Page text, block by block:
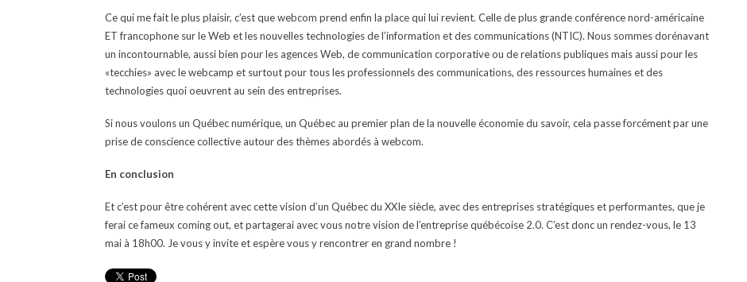
Ce qui me fait le plus plaisir, c’est que webcom prend enfin la place qui lui revient. Celle de plus grande conférence nord-américaine
ET francophone sur le Web et les nouvelles technologies de l’information et des communications (NTIC). Nous sommes dorénavant
un incontournable, aussi bien pour les agences Web, de communication corporative ou de relations publiques mais aussi pour les
«tecchies» avec le webcamp et surtout pour tous les professionnels des communications, des ressources humaines et des
technologies quoi oeuvrent au sein des entreprises.
Si nous voulons un Québec numérique, un Québec au premier plan de la nouvelle économie du savoir, cela passe forcément par une
prise de conscience collective autour des thèmes abordés à webcom.
En conclusion
Et c’est pour être cohérent avec cette vision d’un Québec du XXIe siècle, avec des entreprises stratégiques et performantes, que je
ferai ce fameux coming out, et partagerai avec vous notre vision de l’entreprise québécoise 2.0. C’est donc un rendez-vous, le 13
mai à 18h00. Je vous y invite et espère vous y rencontrer en grand nombre !